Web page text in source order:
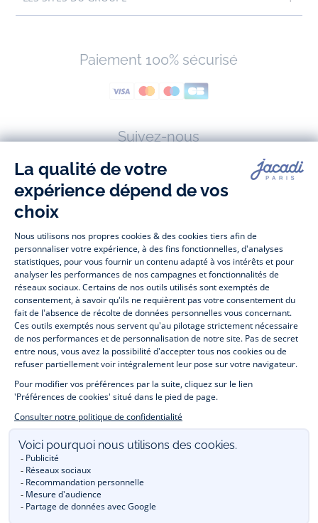
Paiement 100% sécurisé
Suivez-nous
Facebook
Jacadi
Tiktok
Jacadi
Jacadi
Youtube
Jacadi Paris vous propose sur sa boutique en ligne une grande variété de
vêtements et chaussures , à la fois élégants et intemporels. Retrouvez,
entre autres, nos collections de body, blouse et combinaison pour les
nouveaux-nés , de t-shirt, pull et short pour les bébés et de pantalons,
chaussettes et accessoires pour les enfants de 1 mois à 12 ans.
Découvrez nos collections mode et tendance pour filles et garçons.
Profitez aussi de nos collections spéciales fête de fin d’année et trouvez
des idées cadeaux de Noël . Un heureux événement est arrivé ?
Retrouvez nos idées cadeaux de naissance . Bénéficiez également de
notre collection Outlet toute l’année. Guettez les
promotions Prix Doux
, une opération spéciale Jacadi avec des
vêtements enfant à prix tout ronds. Adhérez au programme de Fidélité
ventes privées
. Retrouvez la collection
Les Essentiels et ses vêtements emblématiques aux couleurs de la
une collection de manteaux bébé et enfant et de chaussures d'hiver
Un mariage, un baptême, une communion de prévue ? Trouvez une
tenue de cérémonie pour votre enfant. Découvrez aussi
les patrons Jacadi à faire vous-même à partager et à transmettre.
Réservez en ligne, achetez en boutique avec la